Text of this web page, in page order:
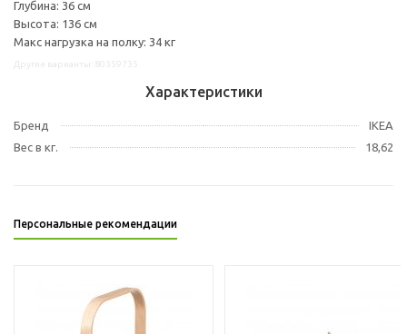
Глубина: 36 см
Высота: 136 см
Макс нагрузка на полку: 34 кг
Характеристики
Бренд
IKEA
Вес в кг.
18,62
Персональные рекомендации